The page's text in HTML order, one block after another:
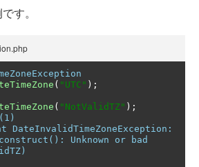
す。
( "UTC" );
( "NotValidTZ" );
// エラー	(1)
DateInvalidTimeZoneException:
Unknown or bad